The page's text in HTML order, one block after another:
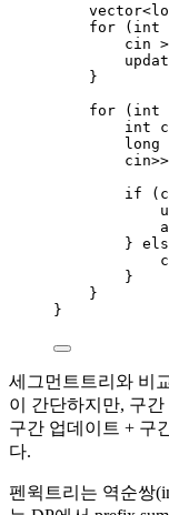
vector
for ( int
cin
}
for ( int
int
long
cin>>
if (c
}
}
}
}
세그먼트트리와 비
이 간단하지만, 구
구간 업데이트 + 구
다.
펜윅트리는 역순쌍